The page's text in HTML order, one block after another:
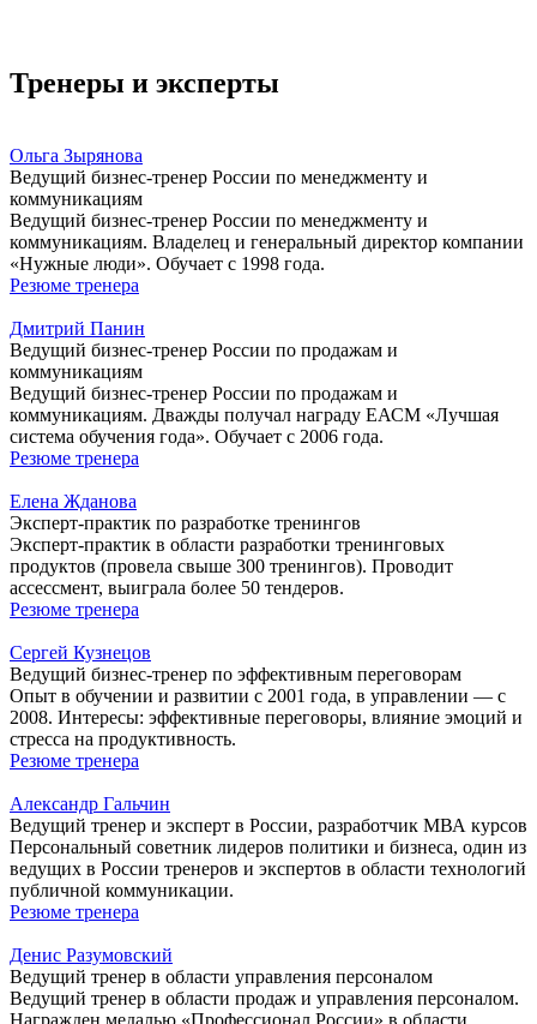
Тренеры и эксперты
Ольга Зырянова
Ведущий бизнес-тренер России по менеджменту и
коммуникациям
Ведущий бизнес-тренер России по менеджменту и
коммуникациям. Владелец и генеральный директор компании
«Нужные люди». Обучает с 1998 года.
Резюме тренера
Дмитрий Панин
Ведущий бизнес-тренер России по продажам и
коммуникациям
Ведущий бизнес-тренер России по продажам и
коммуникациям. Дважды получал награду ЕАСМ «Лучшая
система обучения года». Обучает с 2006 года.
Резюме тренера
Елена Жданова
Эксперт-практик по разработке тренингов
Эксперт-практик в области разработки тренинговых
продуктов (провела свыше 300 тренингов). Проводит
ассессмент, выиграла более 50 тендеров.
Резюме тренера
Сергей Кузнецов
Ведущий бизнес-тренер по эффективным переговорам
Опыт в обучении и развитии с 2001 года, в управлении — с
2008. Интересы: эффективные переговоры, влияние эмоций и
стресса на продуктивность.
Резюме тренера
Александр Гальчин
Ведущий тренер и эксперт в России, разработчик МВА курсов
Персональный советник лидеров политики и бизнеса, один из
ведущих в России тренеров и экспертов в области технологий
публичной коммуникации.
Резюме тренера
Денис Разумовский
Ведущий тренер в области управления персоналом
Ведущий тренер в области продаж и управления персоналом.
Награжден медалью «Профессионал России» в области